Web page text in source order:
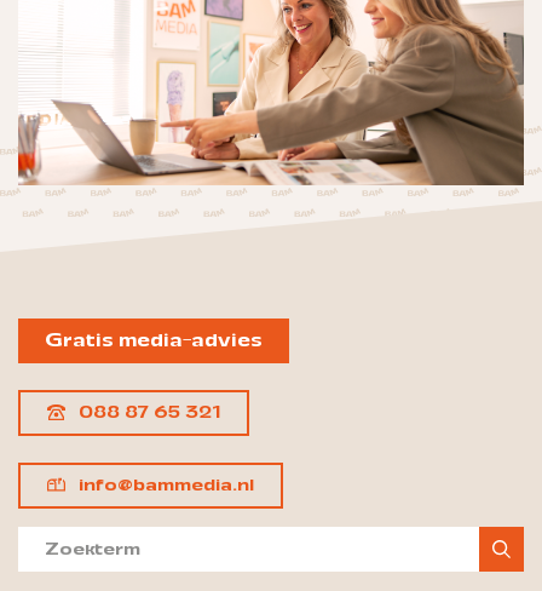
Gratis media-advies
088 87 65 321
info@bammedia.nl